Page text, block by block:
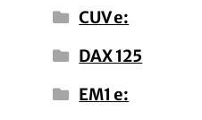
CUV e:
DAX 125
EM1 e: